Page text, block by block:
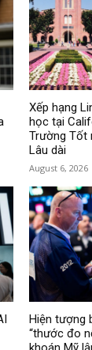
Xếp hạng
học tại
Trường Tốt
Lâu dài
August 6, 2026
Hiện tượng
“thước đo